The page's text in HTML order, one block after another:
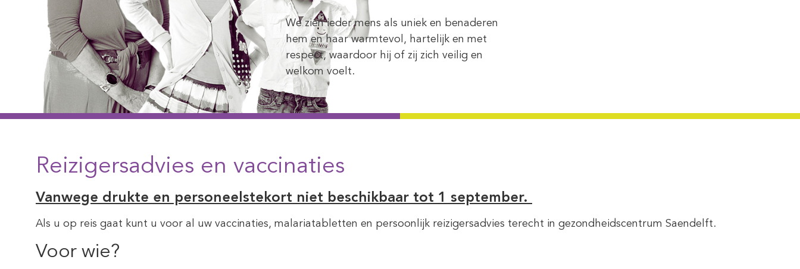
We zien ieder mens als uniek en benaderen
hem en haar warmtevol, hartelijk en met
respect, waardoor hij of zij zich veilig en
welkom voelt.
Reizigersadvies en vaccinaties
Vanwege drukte en personeelstekort niet beschikbaar tot 1 september.
Als u op reis gaat kunt u voor al uw vaccinaties, malariatabletten en persoonlijk reizigersadvies terecht in gezondheidscentrum Saendelft.
Voor wie?